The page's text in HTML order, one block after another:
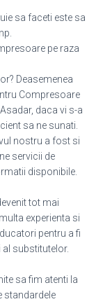
sa faceti este sa
pe raza
Deasemenea
Compresoare
daca vi s-a
sa ne sunati.
nostru a fost si
servicii de
disponibile.
tot mai
experienta si
pentru a fi
substitutelor.
sa fim atenti la
standardele